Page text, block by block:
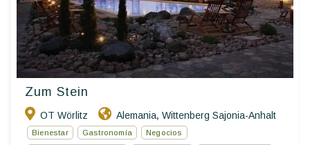
Zum Stein
OT Wörlitz Alemania, Wittenberg Sajonia-Anhalt
Bienestar Gastronomía Negocios